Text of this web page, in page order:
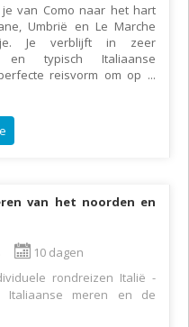
van Como naar het hart
Umbrië en Le Marche
Je verblijft in zeer
en typisch Italiaanse
reisvorm om op ...
van het noorden en
10 dagen
rondreizen Italië -
Italiaanse meren en de